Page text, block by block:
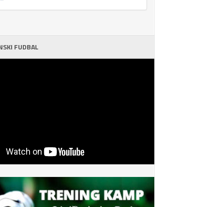
FUDBAL